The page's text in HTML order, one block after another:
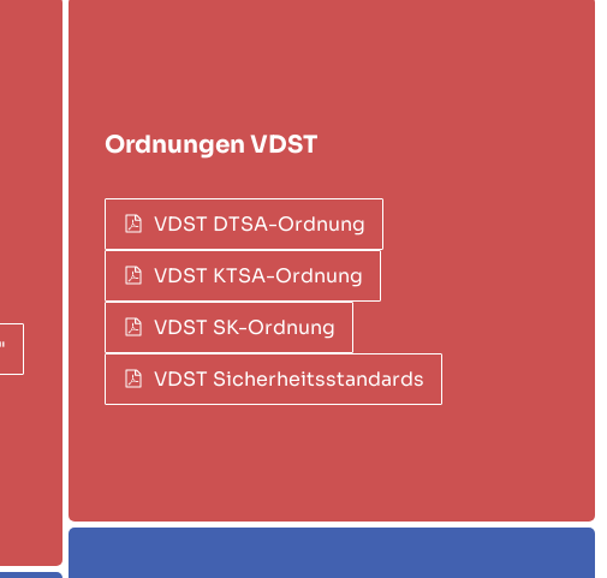
Ordnungen VDST
VDST DTSA-Ordnung
VDST KTSA-Ordnung
VDST SK-Ordnung
VDST Sicherheitsstandards